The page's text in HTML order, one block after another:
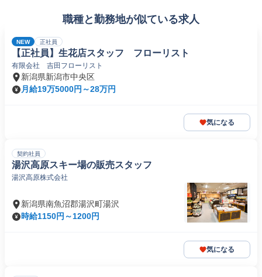
職種と勤務地が似ている求人
NEW 正社員
【正社員】生花店スタッフ フローリスト
有限会社 吉田フローリスト
新潟県新潟市中央区
月給19万5000円～28万円
気になる
契約社員
湯沢高原スキー場の販売スタッフ
湯沢高原株式会社
新潟県南魚沼郡湯沢町湯沢
時給1150円～1200円
気になる